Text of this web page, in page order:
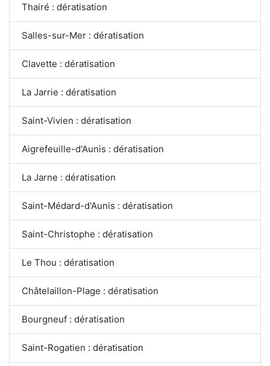
Thairé : dératisation
Salles-sur-Mer : dératisation
Clavette : dératisation
La Jarrie : dératisation
Saint-Vivien : dératisation
Aigrefeuille-d'Aunis : dératisation
La Jarne : dératisation
Saint-Médard-d'Aunis : dératisation
Saint-Christophe : dératisation
Le Thou : dératisation
Châtelaillon-Plage : dératisation
Bourgneuf : dératisation
Saint-Rogatien : dératisation